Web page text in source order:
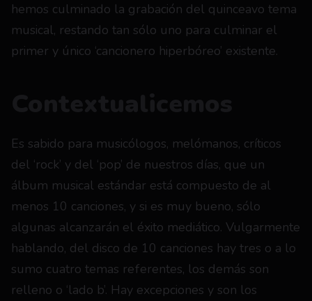
hemos culminado la grabación del quinceavo tema
musical, restando tan sólo uno para culminar el
primer y único ‘cancionero hiperbóreo’ existente.
Es sabido para musicólogos, melómanos, críticos
del ‘rock’ y del ‘pop’ de nuestros días, que un
álbum musical estándar está compuesto de al
menos 10 canciones, y si es muy bueno, sólo
algunas alcanzarán el éxito mediático. Vulgarmente
hablando, del disco de 10 canciones hay tres o a lo
sumo cuatro temas referentes, los demás son
relleno o ‘lado b’. Hay excepciones y son los